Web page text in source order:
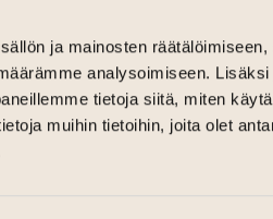
ja mainosten
analysoimiseen.
tietoja siitä, miten
muihin tietoihin, joita olet
pe-la klo 10-
la lounas klo